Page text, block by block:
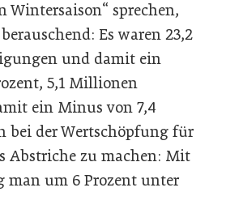
Wintersaison“ sprechen,
Es waren 23,2
und damit ein
5,1 Millionen
ein Minus von 7,4
bei der Wertschöpfung für
Abstriche zu machen: Mit
man um 6 Prozent unter